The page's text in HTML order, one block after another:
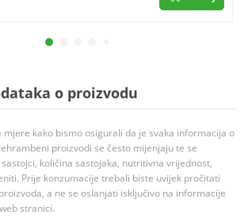
o proizvodu
mjere kako bismo osigurali da je svaka informacija o
proizvodi se često mijenjaju te se
količina sastojaka, nutritivna vrijednost,
Prije konzumacije trebali biste uvijek pročitati
a ne se oslanjati isključivo na informacije
stranici.